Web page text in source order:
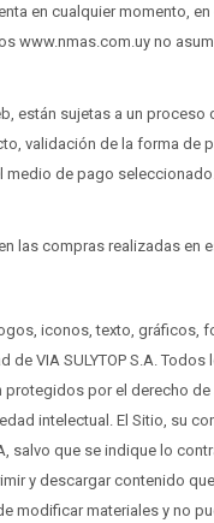
en cualquier momento,
www.nmas.com.uy no
están sujetas a un proceso
validación de la forma de
medio de pago
las compras realizadas en
iconos, texto, gráficos,
VIA SULYTOP S.A. Todos
protegidos por el derecho
intelectual. El Sitio, su
salvo que se indique lo
y descargar contenido que
modificar materiales y no